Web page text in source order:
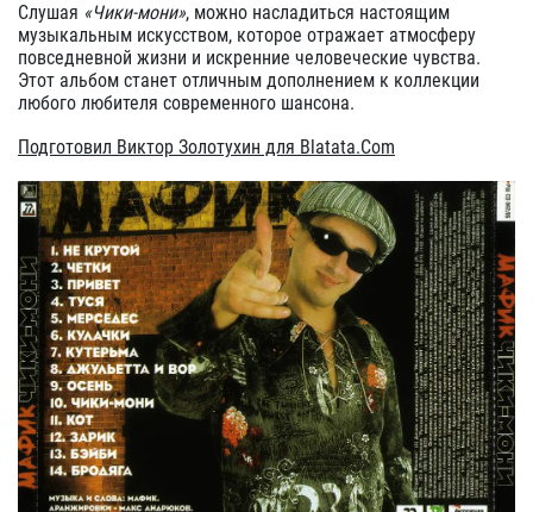
Слушая «Чики-мони», можно насладиться настоящим
музыкальным искусством, которое отражает атмосферу
повседневной жизни и искренние человеческие чувства.
Этот альбом станет отличным дополнением к коллекции
любого любителя современного шансона.
Подготовил Виктор Золотухин для Blatata.Com